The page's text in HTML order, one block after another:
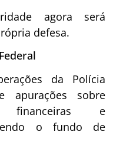
agora será
defesa.
da Polícia
sobre
financeiras e
o fundo de